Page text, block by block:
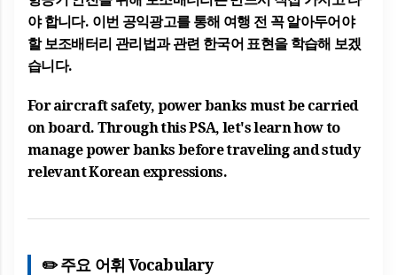
야 합니다. 이번 공익광고를 통해 여행 전 꼭 알아두어야
할보조배터리 관리법과 관련 한국어 표현을 학습해 보겠
습니다.
For aircraft safety, power banks must be carried
on board. Through this PSA, let's learn how to
manage power banks before traveling and study
relevant Korean expressions.
✏️ 주요 어휘 Vocabulary